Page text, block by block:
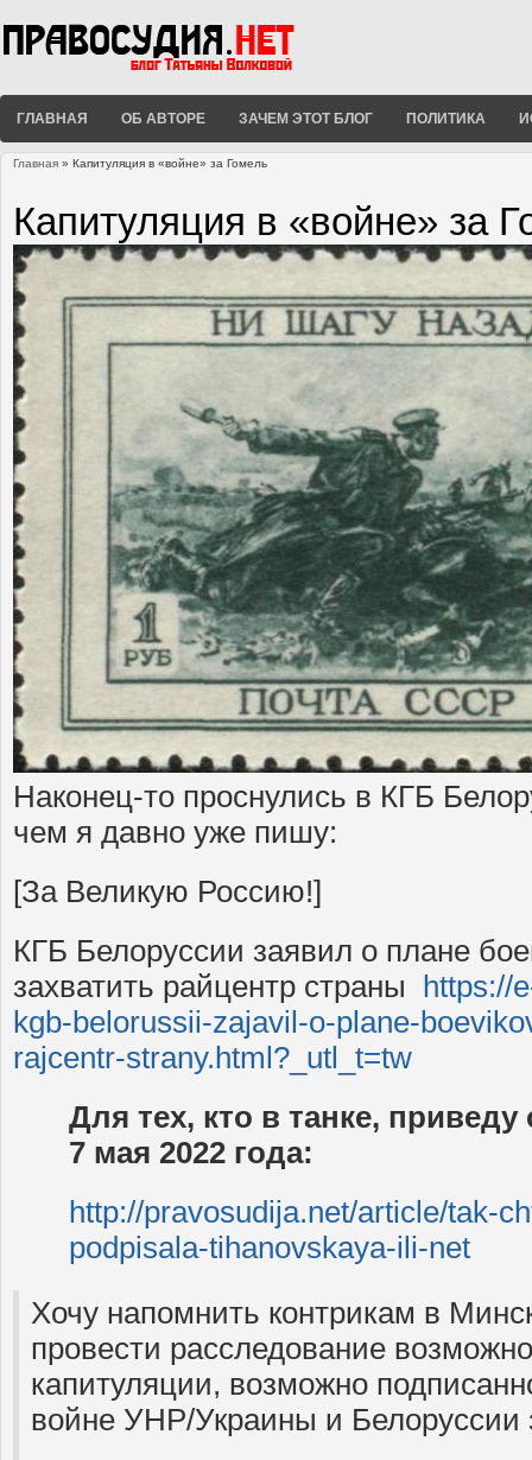
ГЛАВНАЯ ОБ АВТОРЕ ЗАЧЕМ ЭТОТ БЛОГ ПОЛИТИКА
Главная » Капитуляция в «войне» за Гомель
Капитуляция в «войне» за
Наконец-то проснулись в КГБ
чем я давно уже пишу:
[За Великую Россию!]
КГБ Белоруссии заявил о плане
захватить райцентр страны
https://
kgb-belorussii-zajavil-o-plane-
rajcentr-strany.html?_utl_t=tw
Для тех, кто в танке,
7 мая 2022 года:
http://pravosudija.net/article/tak-
podpisala-tihanovskaya-ili-net
Хочу напомнить контрикам в
провести расследование
капитуляции, возможно
войне УНР/Украины и Белоруссии